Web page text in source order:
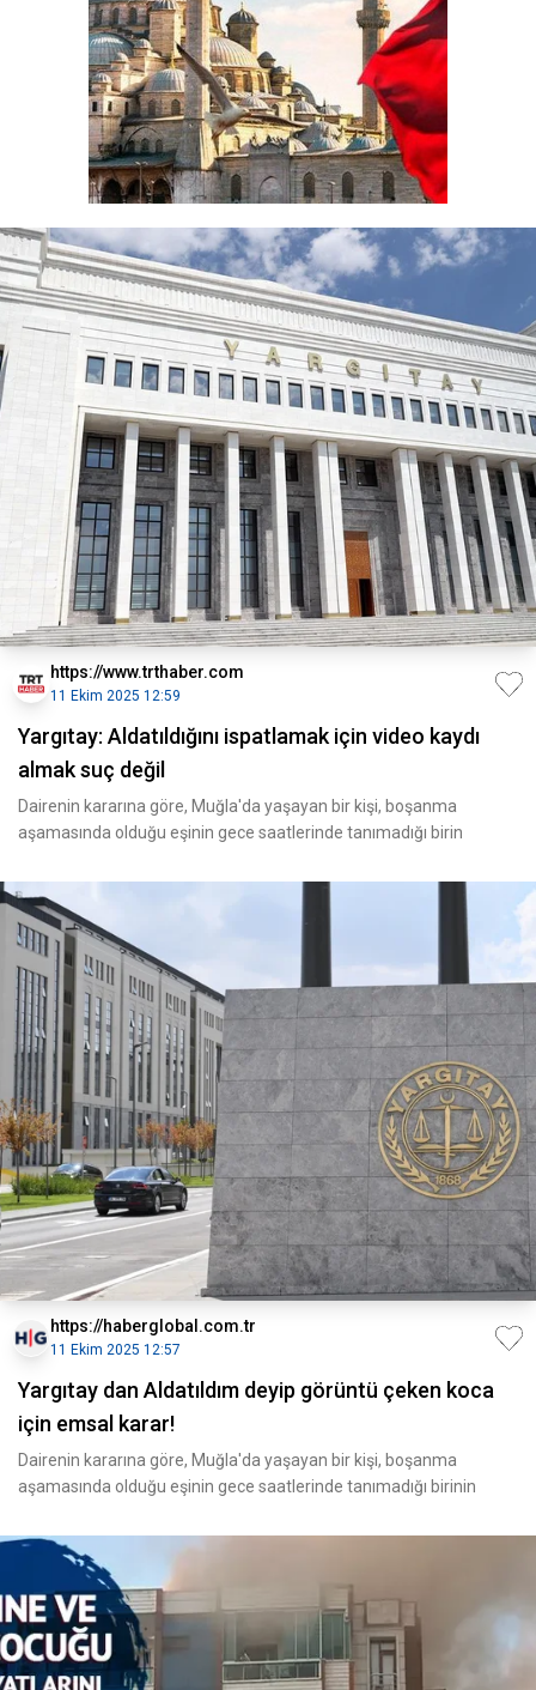
https://www.trthaber.com
11 Ekim 2025 12:59
Yargıtay: Aldatıldığını ispatlamak için video kaydı
almak suç değil
Dairenin kararına göre, Muğla'da yaşayan bir kişi, boşanma
aşamasında olduğu eşinin gece saatlerinde tanımadığı birin
https://haberglobal.com.tr
11 Ekim 2025 12:57
Yargıtay dan Aldatıldım deyip görüntü çeken koca
için emsal karar!
Dairenin kararına göre, Muğla'da yaşayan bir kişi, boşanma
aşamasında olduğu eşinin gece saatlerinde tanımadığı birinin